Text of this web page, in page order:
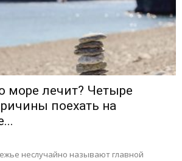
море лечит? Четыре
поехать на
неслучайно называют главной